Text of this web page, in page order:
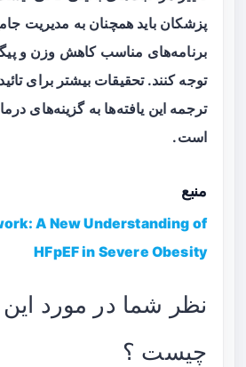
پزشکان باید همچنان به مدیریت
برنامه‌های مناسب کاهش وزن و
توجه کنند. تحقیقات بیشتر برای
ترجمه این یافته‌ها به گزینه‌های
است.
منبع
A New Understanding of
HFpEF in Severe Obesity
نظر شما در مورد
چیست ؟